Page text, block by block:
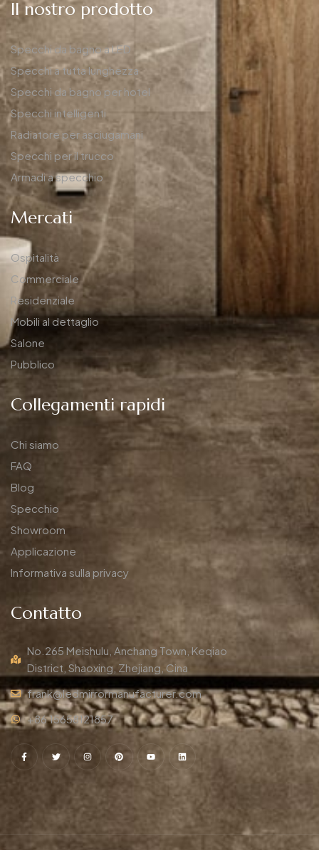
Il nostro prodotto
Specchi da bagno a LED
Specchi a tutta lunghezza
Specchi da bagno per hotel
Specchi intelligenti
Radiatore per asciugamani
Specchi per il trucco
Armadi a specchio
Mercati
Ospitalità
Commerciale
Residenziale
Mobili al dettaglio
Salone
Pubblico
Collegamenti rapidi
Chi siamo
FAQ
Blog
Specchio
Showroom
Applicazione
Informativa sulla privacy
Contatto
No.265 Meishulu, Anchang Town, Keqiao
District, Shaoxing, Zhejiang, Cina
frank@ledmirrormanufacturer.com
+86 15658121857